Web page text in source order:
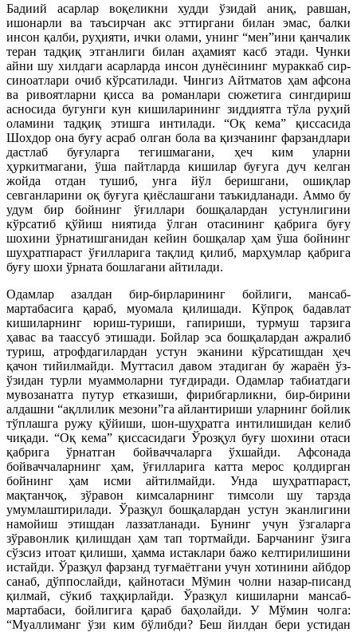
Бадиий асарлар воқеликни худди ўзидай аниқ, равшан,
ишонарли ва таъсирчан акс эттиргани билан эмас, балки
инсон қалби, руҳияти, ички олами, унинг “мен”ини қанчалик
теран тадқиқ этганлиги билан аҳамият касб этади. Чунки
айни шу хилдаги асарларда инсон дунёсининг мураккаб сир-
синоатлари очиб кўрсатилади. Чингиз Айтматов ҳам афсона
ва ривоятларни қисса ва романлари сюжетига сингдириш
асносида бугунги кун кишиларининг зиддиятга тўла руҳий
оламини тадқиқ этишга интилади. “Оқ кема” қиссасида
Шохдор она буғу асраб олган бола ва қизчанинг фарзандлари
дастлаб буғуларга тегишмагани, ҳеч ким уларни
ҳуркитмагани, ўша пайтларда кишилар буғуга дуч келган
жойда отдан тушиб, унга йўл беришгани, ошиқлар
севганларини оқ буғуга қиёслашгани таъкидланади. Аммо бу
удум бир бойнинг ўғиллари бошқалардан устунлигини
кўрсатиб қўйиш ниятида ўлган отасининг қабрига буғу
шохини ўрнатишганидан кейин бошқалар ҳам ўша бойнинг
шуҳратпараст ўғилларига тақлид қилиб, марҳумлар қабрига
буғу шохи ўрната бошлагани айтилади.
Одамлар азалдан бир-бирларининг бойлиги, мансаб-
мартабасига қараб, муомала қилишади. Кўпроқ бадавлат
кишиларнинг юриш-туриши, гапириши, турмуш тарзига
ҳавас ва таассуб этишади. Бойлар эса бошқалардан ажралиб
туриш, атрофдагилардан устун эканини кўрсатишдан ҳеч
қачон тийилмайди. Муттасил давом этадиган бу жараён ўз-
ўзидан турли муаммоларни туғдиради. Одамлар табиатдаги
мувозанатга путур етказиши, фирибгарликни, бир-бирини
алдашни “ақллилик мезони”га айлантириши уларнинг бойлик
тўплашга ружу қўйиши, шон-шуҳратга интилишидан келиб
чиқади. “Оқ кема” қиссасидаги Ўрозқул буғу шохини отаси
қабрига ўрнатган бойваччаларга ўхшайди. Афсонада
бойваччаларнинг ҳам, ўғилларига катта мерос қолдирган
бойнинг ҳам исми айтилмайди. Унда шуҳратпараст,
мақтанчоқ, зўравон кимсаларнинг тимсоли шу тарзда
умумлаштирилади. Ўразқул бошқалардан устун эканлигини
намойиш этишдан лаззатланади. Бунинг учун ўзгаларга
зўравонлик қилишдан ҳам тап тортмайди. Барчанинг ўзига
сўзсиз итоат қилиши, ҳамма истаклари бажо келтирилишини
истайди. Ўразқул фарзанд туғмаётгани учун хотинини айбдор
санаб, дўппослайди, қайнотаси Мўмин чолни назар-писанд
қилмай, сўкиб таҳқирлайди. Ўразқул кишиларни мансаб-
мартабаси, бойлигига қараб баҳолайди. У Мўмин чолга:
“Муаллиманг ўзи ким бўлибди? Беш йилдан бери устидан